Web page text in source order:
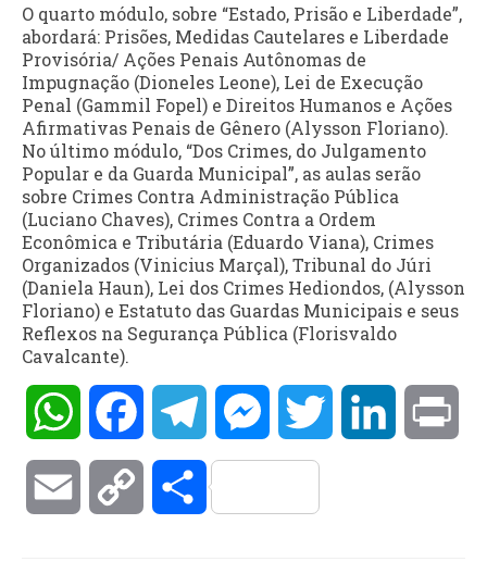
O quarto módulo, sobre “Estado, Prisão e Liberdade”,
abordará: Prisões, Medidas Cautelares e Liberdade
Provisória/ Ações Penais Autônomas de
Impugnação (Dioneles Leone), Lei de Execução
Penal (Gammil Fopel) e Direitos Humanos e Ações
Afirmativas Penais de Gênero (Alysson Floriano).
No último módulo, “Dos Crimes, do Julgamento
Popular e da Guarda Municipal”, as aulas serão
sobre Crimes Contra Administração Pública
(Luciano Chaves), Crimes Contra a Ordem
Econômica e Tributária (Eduardo Viana), Crimes
Organizados (Vinicius Marçal), Tribunal do Júri
(Daniela Haun), Lei dos Crimes Hediondos, (Alysson
Floriano) e Estatuto das Guardas Municipais e seus
Reflexos na Segurança Pública (Florisvaldo
Cavalcante).
WhatsAppFacebookTelegramMessengerTwitter LinkedIn
Email Copy Compartilhar